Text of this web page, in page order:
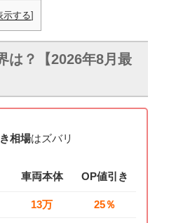
示する]
は？【2026年8月最
相場はズバリ
車両本体 OP値引き
13万 25％